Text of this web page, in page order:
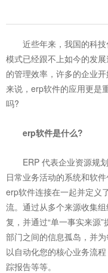
近些年来，我国的科技
模式已经跟不上如今的发
的管理效率，许多的企业
来说，erp软件的应用更是
吗?
erp软件是什么?
ERP 代表企业资源规划
日常业务活动的系统和软
erp软件连接在一起并定义
流。通过从多个来源收集
复，并通过“单一事实来源
部门之间的信息孤岛，并
以自动化您的核心业务流
踪报告等等。